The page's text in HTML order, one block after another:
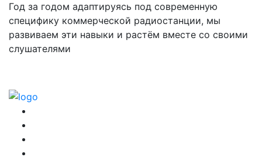
Год за годом адаптируясь под современную
специфику коммерческой радиостанции, мы
развиваем эти навыки и растём вместе со своими
слушателями